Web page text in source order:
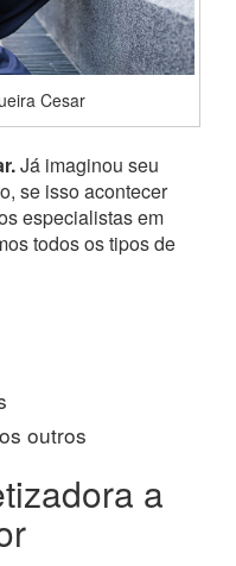
Cesar
Já imaginou seu
se isso acontecer
especialistas em
todos os tipos de
outros
a